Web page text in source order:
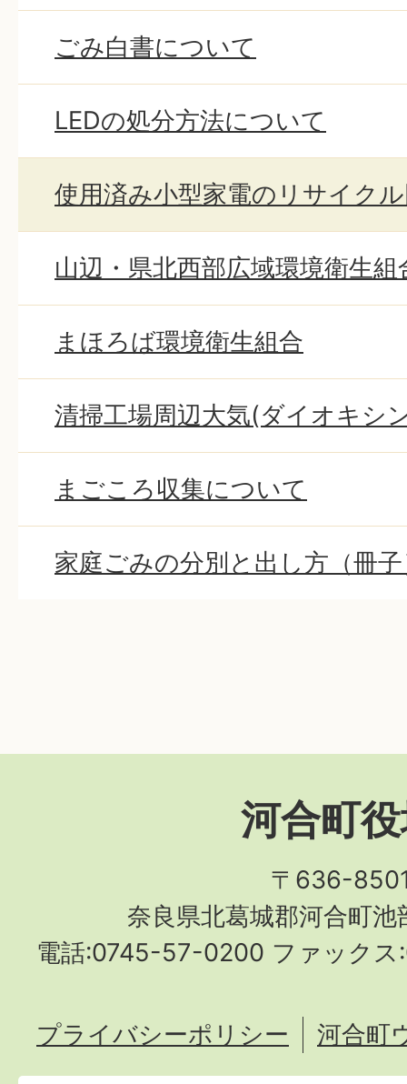
ごみ白書について
LEDの処分方法について
使用済み小型家電のリサイク
山辺・県北西部広域環境衛生組
まほろば環境衛生組合
清掃工場周辺大気(ダイオキシ
まごころ収集について
家庭ごみの分別と出し方（冊
河合町
〒636-
奈良県北葛城郡河合町池
電話:0745-57-0200 ファック
プライバシーポリシー 河合町